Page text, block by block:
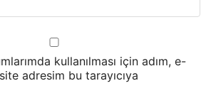
kullanılması için adım, e-
adresim bu tarayıcıya